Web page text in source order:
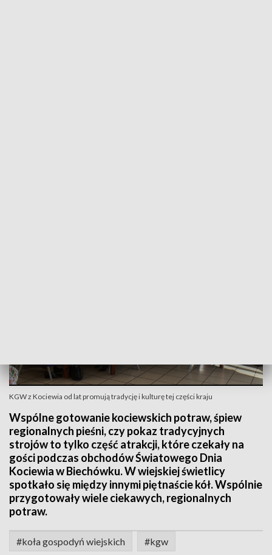
KGW z Kociewia od lat promują tradycję i kulturę tej części kraju
Wspólne gotowanie kociewskich potraw, śpiew
regionalnych pieśni, czy pokaz tradycyjnych
strojów to tylko część atrakcji, które czekały na
gości podczas obchodów Światowego Dnia
Kociewia w Biechówku. W wiejskiej świetlicy
spotkało się między innymi piętnaście kół. Wspólnie
przygotowały wiele ciekawych, regionalnych
potraw.
#koła gospodyń wiejskich #kgw